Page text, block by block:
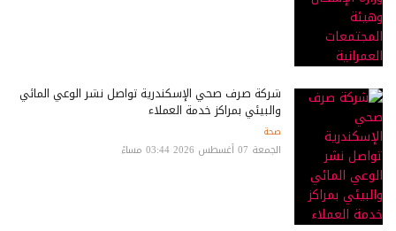
شركة صرف صحي الإسكندرية تواصل نشر الوعي المائي
والبيئي بمراكز خدمة العملاء
صحة
الجمعة 07 أغسطس 2026 03:44 مساءً